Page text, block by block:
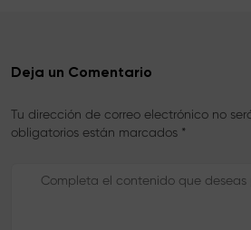
Deja un Comentario
Tu dirección de correo electrónico no
obligatorios están marcados *